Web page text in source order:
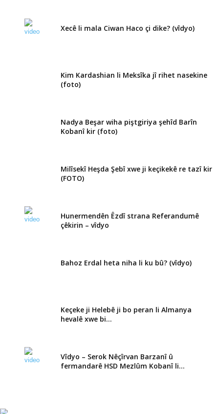
Xecê li mala Ciwan Haco çi dike? (vîdyo)
Kim Kardashian li Meksîka jî rihet nasekine
(foto)
Nadya Beşar wiha piştgiriya şehîd Barîn
Kobanî kir (foto)
Milîsekî Heşda Şebî xwe ji keçikekê re tazî kir
(FOTO)
Hunermendên Êzdî strana Referandumê
çêkirin – vîdyo
Bahoz Erdal heta niha li ku bû? (vîdyo)
Keçeke ji Helebê ji bo peran li Almanya
hevalê xwe bi...
Vîdyo – Serok Nêçîrvan Barzanî û
fermandarê HSD Mezlûm Kobanî li...